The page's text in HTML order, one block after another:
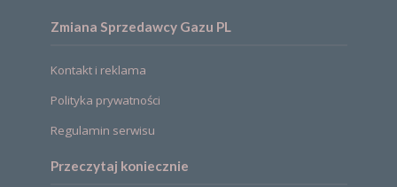
Zmiana Sprzedawcy Gazu PL
Kontakt i reklama
Polityka prywatności
Regulamin serwisu
Przeczytaj koniecznie